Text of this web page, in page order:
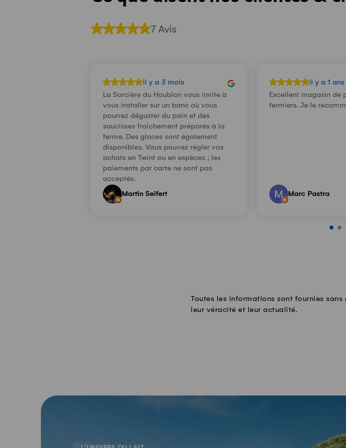
7 Avis
il y a 3 mois
La Sorcière du Houblon vous invite à
vous installer sur un banc où vous
pourrez déguster du pain et des
saucisses fraîchement préparés à la
ferme. Des glaces sont également
disponibles. Vous pouvez régler vos
achats en Twint ou en espèces ; les
paiements par carte ne sont pas
acceptés.
Martin Seifert
il y a 1 ans
Excellent magasin de
fermiers. Je le
Marc Pastra
Toutes les informations sont fournies
leur véracité et leur actualité.